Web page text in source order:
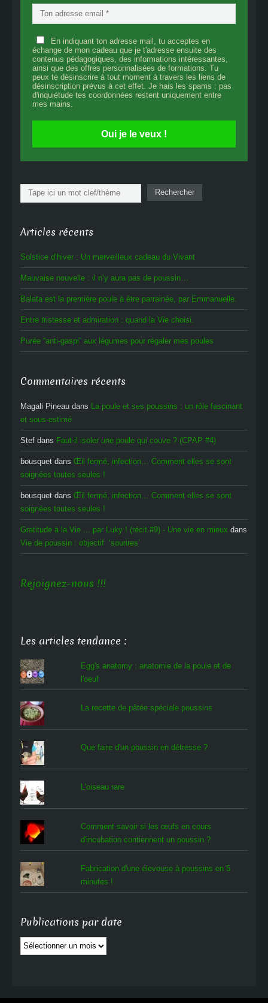
En indiquant ton adresse mail, tu acceptes en
échange de mon cadeau que je t'adresse ensuite des
contenus pédagogiques, des informations intéressantes,
ainsi que des offres personnalisées de formations. Tu
peux te désinscrire à tout moment à travers les liens de
désinscription prévus à cet effet. Je hais les spams : pas
d'inquiétude tes coordonnées restent uniquement entre
mes mains.
Oui je le veux !
Rechercher Rechercher
Articles récents
Solstice d’hiver : Un merveilleux cadeau du Vivant
Mauvaise nouvelle : il n’y aura pas de poussin…
Balata est la première poule à être parrainée, par Emmanuelle.
Entre tristesse et admiration : quand la Vie choisi.
Purée “anti-gaspi” aux légumes pour régaler mes poules
Commentaires récents
Magali Pineau dans La poule et ses poussins : un rôle fascinant
et sous-estimé
Stef dans Faut-il isoler une poule qui couve ? (CPAP #4)
bousquet dans Œil fermé, infection… Comment elles se sont
soignées toutes seules !
bousquet dans Œil fermé, infection… Comment elles se sont
soignées toutes seules !
Gratitude à la Vie ... par Luky ! (récit #9) - Une vie en mieux dans
Vie de poussin : objectif ‘sourires’
Rejoignez-nous !!!
Les articles tendance :
Egg's anatomy : anatomie de la poule et de
l'oeuf
La recette de pâtée spéciale poussins
Que faire d'un poussin en détresse ?
L'oiseau rare
Comment savoir si les œufs en cours
d'incubation contiennent un poussin ?
Fabrication d'une éleveuse à poussins en 5
minutes !
Publications par date
Publications
par